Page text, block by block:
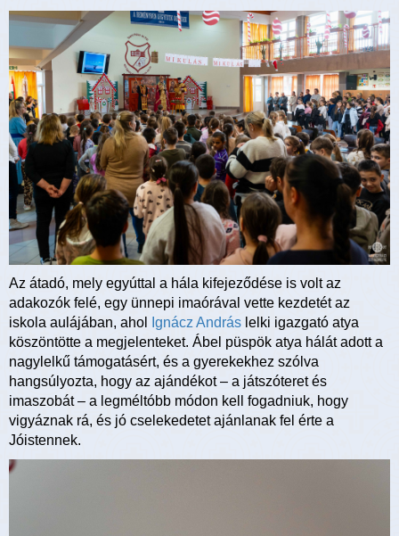
Az átadó, mely egyúttal a hála kifejeződése is volt az
adakozók felé, egy ünnepi imaórával vette kezdetét az
iskola aulájában, ahol
Ignácz András lelki igazgató atya
köszöntötte a megjelenteket. Ábel püspök atya hálát adott a
nagylelkű támogatásért, és a gyerekekhez szólva
hangsúlyozta, hogy az ajándékot – a játszóteret és
imaszobát – a legméltóbb módon kell fogadniuk, hogy
vigyáznak rá, és jó cselekedetet ajánlanak fel érte a
Jóistennek.